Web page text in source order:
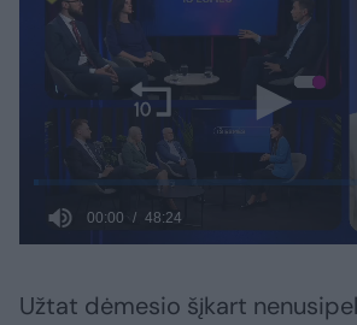
Užtat dėmesio šįkart